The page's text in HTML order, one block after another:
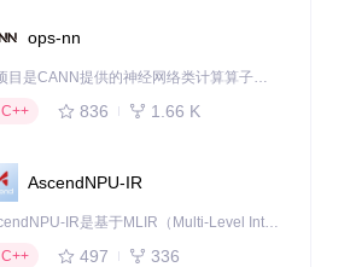
ops-nn
本项目是CANN提供的神经网络类计算算子库，实现网络在NPU上加速计算。
C++
836 1.66 K
AscendNPU-IR
AscendNPU-IR是基于MLIR（Multi-Level Intermediate Representation）构建的，面向昇腾亲和算子编译时使用的中间表示，提供昇腾完备表达能力，通过编译优化提升昇腾AI处理器计算效率，支持通过生态框架使能昇腾AI处理器与深度调优
C++
497 336